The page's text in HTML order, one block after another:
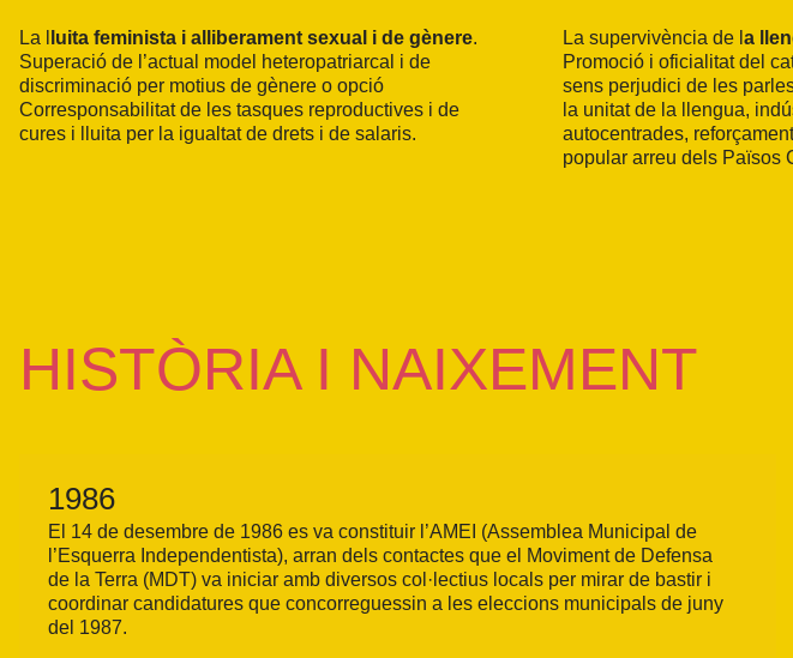
La l luita feminista i alliberament sexual i de gènere.
Superació de l’actual model heteropatriarcal i de
discriminació per motius de gènere o opció
Corresponsabilitat de les tasques reproductives i de
cures i lluita per la igualtat de drets i de salaris.
La supervivència de la
Promoció i oficialitat del
sens perjudici de les
la unitat de la llengua,
autocentrades,
popular arreu dels Països
HISTÒRIA I NAIXEMENT
1986
El 14 de desembre de 1986 es va constituir l’AMEI (Assemblea Municipal de
l’Esquerra Independentista), arran dels contactes que el Moviment de Defensa
de la Terra (MDT) va iniciar amb diversos col·lectius locals per mirar de bastir i
coordinar candidatures que concorreguessin a les eleccions municipals de juny
del 1987.